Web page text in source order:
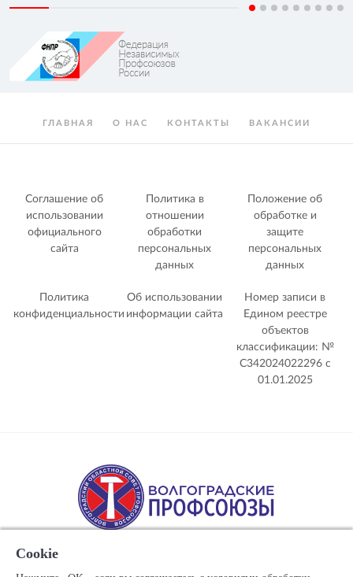
ГЛАВНАЯ О НАС КОНТАКТЫ ВАКАНСИИ
Соглашение об
использовании
официального
сайта
Политика в
отношении
обработки
персональных
данных
Положение об
обработке и
защите
персональных
данных
Политика
конфиденциальности
Об использовании
информации сайта
Номер записи в
Едином реестре
объектов
классификации: №
С342024022296 c
01.01.2025
Cookie